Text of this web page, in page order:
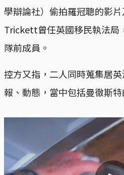
學辯論社）偷拍羅冠聰的影
Trickett曾任英國移民執法局
隊前成員。
控方又指，二人同時蒐集居
報、動態，當中包括曼徹斯特